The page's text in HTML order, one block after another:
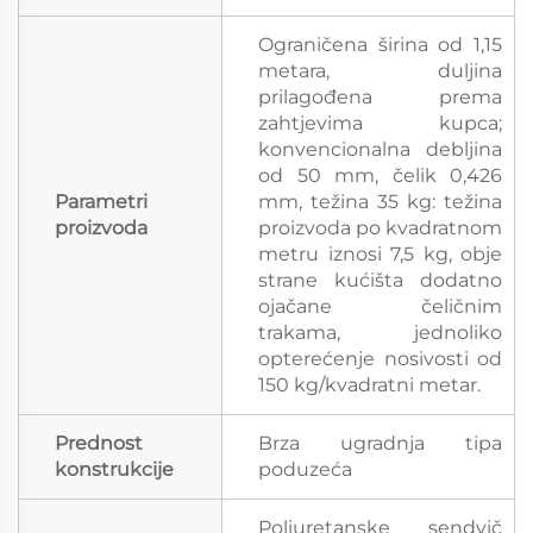
Parametri
proizvoda
Ograničena širina od 1,15
metara, duljina
prilagođena prema
zahtjevima kupca;
konvencionalna debljina
od 50 mm, čelik 0,426
mm, težina 35 kg: težina
proizvoda po kvadratnom
metru iznosi 7,5 kg, obje
strane kućišta dodatno
ojačane čeličnim
trakama, jednoliko
opterećenje nosivosti od
150 kg/kvadratni metar.
Prednost
konstrukcije
Brza ugradnja tipa
poduzeća
Poliuretanske sendvič